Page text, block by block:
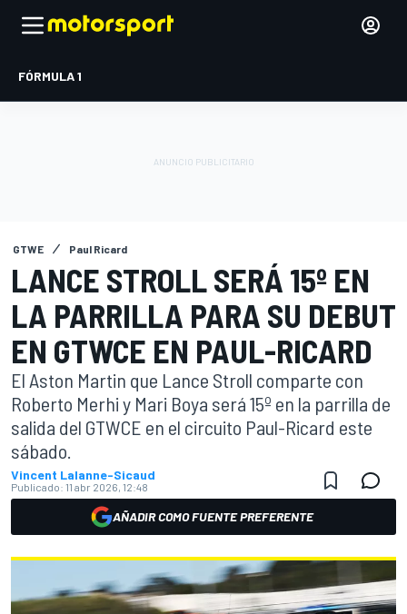
FÓRMULA 1
GTWE Paul Ricard
LANCE STROLL SERÁ 15º EN
LA PARRILLA PARA SU DEBUT
EN GTWCE EN PAUL-RICARD
El Aston Martin que Lance Stroll comparte con
Roberto Merhi y Mari Boya será 15º en la parrilla de
salida del GTWCE en el circuito Paul-Ricard este
sábado.
Vincent Lalanne-Sicaud
Publicado: 11 abr 2026, 12:48
AÑADIR COMO FUENTE PREFERENTE